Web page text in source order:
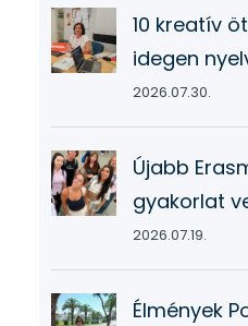
10 kreatív
idegen
2026.07.30.
Újabb
gyakorlat
2026.07.19.
Élmények